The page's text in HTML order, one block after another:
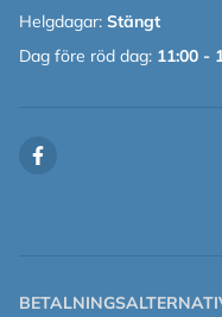
Helgdagar: Stängt
Dag före röd dag: 11:00 -